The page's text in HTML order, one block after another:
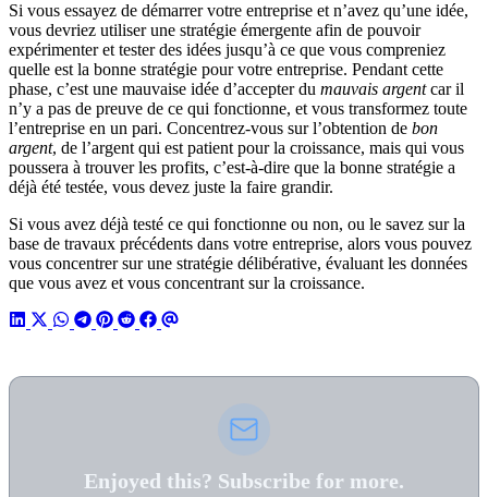
Si vous essayez de démarrer votre entreprise et n’avez qu’une idée,
vous devriez utiliser une stratégie émergente afin de pouvoir
expérimenter et tester des idées jusqu’à ce que vous compreniez
quelle est la bonne stratégie pour votre entreprise. Pendant cette
phase, c’est une mauvaise idée d’accepter du mauvais argentcar il
n’y a pas de preuve de ce qui fonctionne, et vous transformez toute
l’entreprise en un pari. Concentrez-vous sur l’obtention de bon
argent, de l’argent qui est patient pour la croissance, mais qui vous
poussera à trouver les profits, c’est-à-dire que la bonne stratégie a
déjà été testée, vous devez juste la faire grandir.
Si vous avez déjà testé ce qui fonctionne ou non, ou le savez sur la
base de travaux précédents dans votre entreprise, alors vous pouvez
vous concentrer sur une stratégie délibérative, évaluant les données
que vous avez et vous concentrant sur la croissance.
Enjoyed this? Subscribe for more.